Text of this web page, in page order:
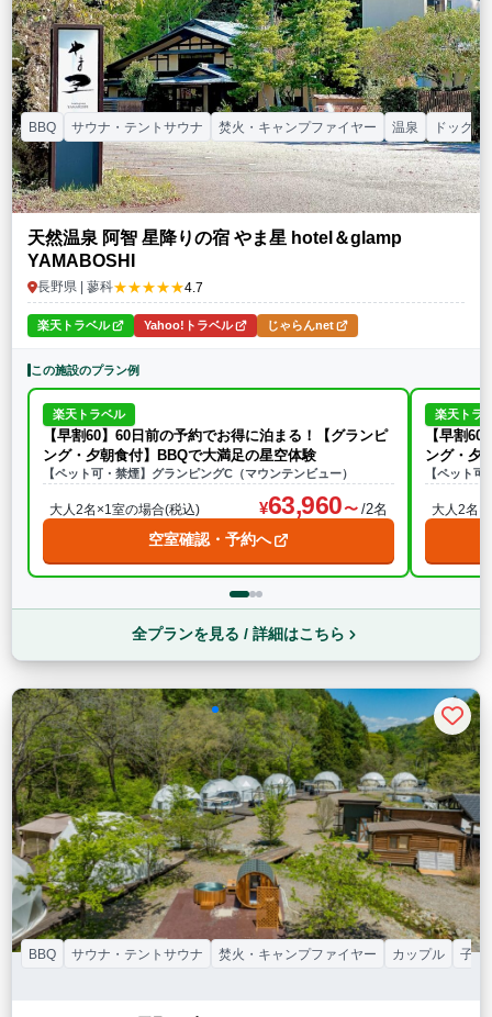
天然温泉 阿智 星降りの宿 やま星 hotel＆glamp
YAMABOSHI
長野県 | 蓼科★★★★★4.7
BBQ サウナ・テントサウナ 焚火・キャンプファイヤー 温泉 ドッグラ
楽天トラベル Yahoo!トラベル じゃらんnet
この施設のプラン例
楽天トラベル
【早割60】60日前の予約でお得に泊まる！【グランピ
ング・夕朝食付】BBQで大満足の星空体験
【ペット可・禁煙】グランピングC（マウンテンビュー）
大人2名×1室の場合(税込) 63,960 /2名
空室確認・予約へ
楽天トラ
【早割
ング・夕
【ペット
大人2名
全プランを見る / 詳細はこちら
BBQ サウナ・テントサウナ 焚火・キャンプファイヤー カップル 子連